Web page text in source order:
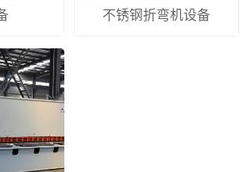
不锈钢折弯机设备